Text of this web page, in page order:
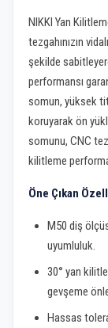
NIKKI Yan
tezgahınızın
şekilde
performansı
somun, yüksek
koruyarak ön
somunu, CNC
kilitleme
Öne Çıkan
M50 diş
uyumluluk.
30° yan
gevşeme
Hassas